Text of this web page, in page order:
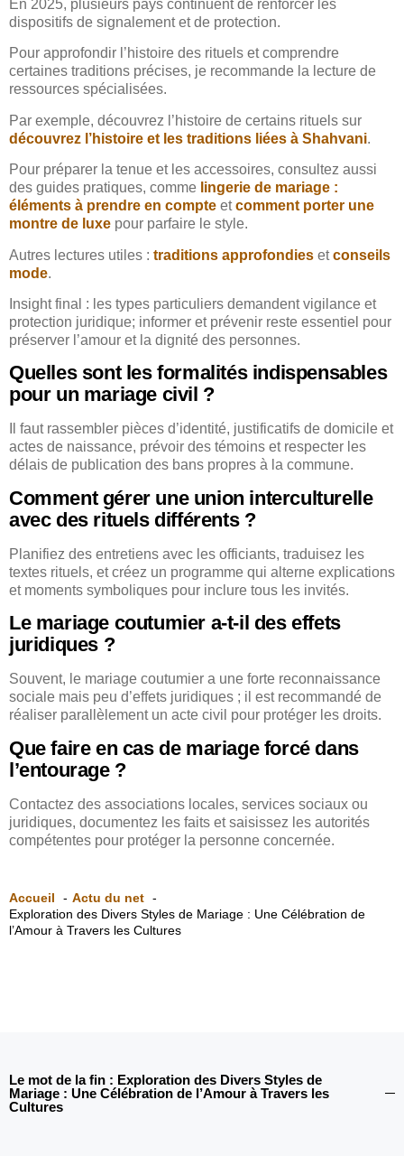
En 2025, plusieurs pays continuent de renforcer les
dispositifs de signalement et de protection.
Pour approfondir l’histoire des rituels et comprendre
certaines traditions précises, je recommande la lecture de
ressources spécialisées.
Par exemple, découvrez l’histoire de certains rituels sur
découvrez l’histoire et les traditions liées à Shahvani.
Pour préparer la tenue et les accessoires, consultez aussi
des guides pratiques, comme lingerie de mariage :
éléments à prendre en compte etcomment porter une
montre de luxe pour parfaire le style.
Autres lectures utiles : traditions approfondies etconseils
mode.
Insight final : les types particuliers demandent vigilance et
protection juridique; informer et prévenir reste essentiel pour
préserver l’amour et la dignité des personnes.
Quelles sont les formalités indispensables
pour un mariage civil ?
Il faut rassembler pièces d’identité, justificatifs de domicile et
actes de naissance, prévoir des témoins et respecter les
délais de publication des bans propres à la commune.
Comment gérer une union interculturelle
avec des rituels différents ?
Planifiez des entretiens avec les officiants, traduisez les
textes rituels, et créez un programme qui alterne explications
et moments symboliques pour inclure tous les invités.
Le mariage coutumier a-t-il des effets
juridiques ?
Souvent, le mariage coutumier a une forte reconnaissance
sociale mais peu d’effets juridiques ; il est recommandé de
réaliser parallèlement un acte civil pour protéger les droits.
Que faire en cas de mariage forcé dans
l’entourage ?
Contactez des associations locales, services sociaux ou
juridiques, documentez les faits et saisissez les autorités
compétentes pour protéger la personne concernée.
Accueil
Actu du net
Exploration des Divers Styles de Mariage : Une Célébration de
l’Amour à Travers les Cultures
Le mot de la fin : Exploration des Divers Styles de
Mariage : Une Célébration de l’Amour à Travers les
Cultures